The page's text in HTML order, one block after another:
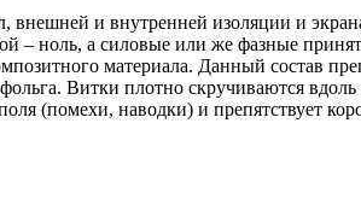
и внутренней изоляции и
ноль, а силовые или же фазные
материала. Данный состав
Витки плотно скручиваются
(помехи, наводки) и препятствует